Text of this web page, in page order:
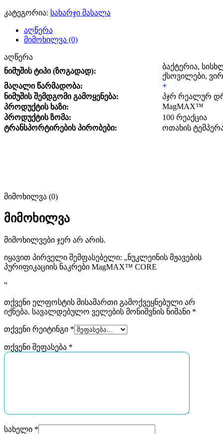
კატეგორია: სახარჯი მასალა
აღწერა
მიმოხილვა (0)
აღწერა
ნიმუშის ტიპი (ზოგადად):
ბაქტერია,
ქსოვილები,
მაღალი წარმადობა:
+
ნიმუშის შემდგომი გამოყენება:
პჯრ რეალურ
პროდუქტის ხაზი:
MagMAX™
პროდუქტის ზომა:
100 რეაქცია
ტრანსპორტირების პირობები:
ოთახის
მიმოხილვა (0)
მიმოხილვა
მიმოხილვები ჯერ არ არის.
იყავით პირველი შემფასებელი: „ნუკლეინის მჟავების
პურიფიკაციის ნაკრები MagMAX™ CORE
“
თქვენი ელფოსტის მისამართი გამოქვეყნებული არ
იქნება. სავალდებულო ველების მონიშვნის ნიშანი *
თქვენი რეიტინგი *
თქვენი შეფასება *
სახელი *